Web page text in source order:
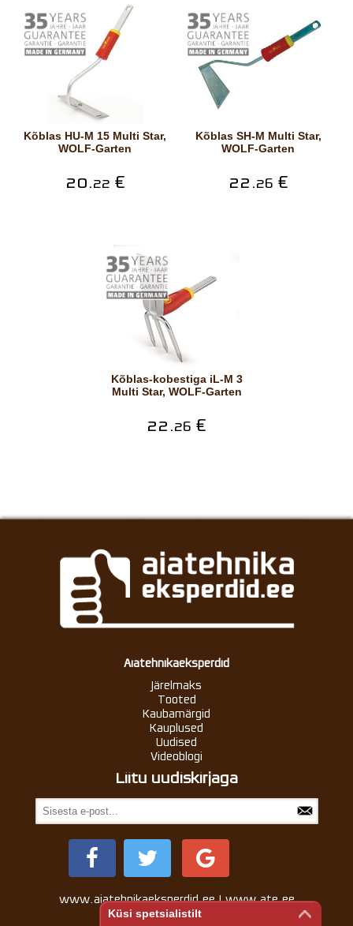
Kõblas HU-M 15 Multi Star,
WOLF-Garten
20.22 €
Kõblas SH-M Multi Star,
WOLF-Garten
22.26 €
Kõblas-kobestiga iL-M 3
Multi Star, WOLF-Garten
22.26 €
Aiatehnikaeksperdid
Järelmaks
Tooted
Kaubamärgid
Kauplused
Uudised
Videoblogi
Liitu uudiskirjaga
www.aiatehnikaeksperdid.ee | www.ate.ee
Küsi spetsialistilt